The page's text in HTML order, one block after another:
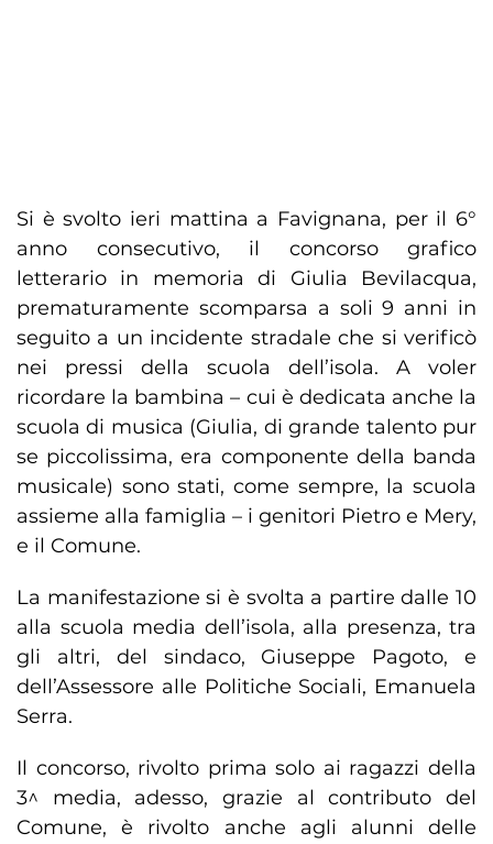
Si è svolto ieri mattina a Favignana, per il 6°
anno consecutivo, il concorso grafico
letterario in memoria di Giulia Bevilacqua,
prematuramente scomparsa a soli 9 anni in
seguito a un incidente stradale che si verificò
nei pressi della scuola dell’isola. A voler
ricordare la bambina – cui è dedicata anche la
scuola di musica (Giulia, di grande talento pur
se piccolissima, era componente della banda
musicale) sono stati, come sempre, la scuola
assieme alla famiglia – i genitori Pietro e Mery,
e il Comune.
La manifestazione si è svolta a partire dalle 10
alla scuola media dell’isola, alla presenza, tra
gli altri, del sindaco, Giuseppe Pagoto, e
dell’Assessore alle Politiche Sociali, Emanuela
Serra.
Il concorso, rivolto prima solo ai ragazzi della
3^ media, adesso, grazie al contributo del
Comune, è rivolto anche agli alunni delle